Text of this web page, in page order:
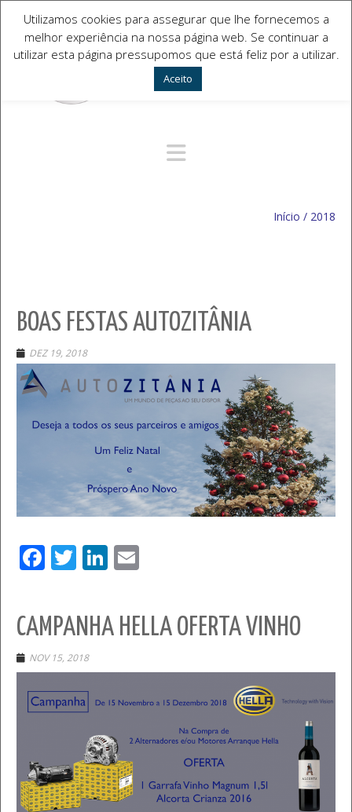
Navegação Alternativa
Início / 2018
BOAS FESTAS AUTOZITÂNIA
DEZ 19, 2018
Facebook
TwitterLinkedIn
CAMPANHA HELLA OFERTA VINHO
NOV 15, 2018
Utilizamos cookies para assegurar que lhe fornecemos a
melhor experiência na nossa página web. Se continuar a
utilizar esta página pressupomos que está feliz por a utilizar.
Aceito